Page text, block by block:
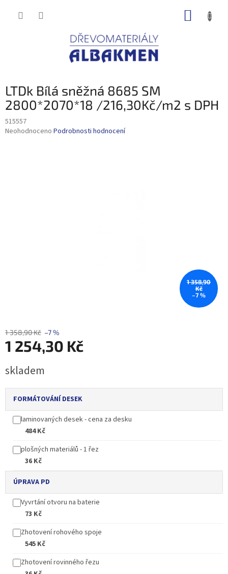
LTDk Bílá sněžná 8685 SM
2800*2070*18 /216,30Kč/m2 s DPH
515557
Průměrné
Neohodnoceno Podrobnosti hodnocení
1 358,90
Kč
–7 %
1 358,90 Kč –7 %
1 254,30 Kč
cena:
skladem
FORMÁTOVÁNÍ DESEK
laminovaných desek - cena za desku
484 Kč
plošných materiálů - 1 řez
36 Kč
ÚPRAVA PD
Vyvrtání otvoru na baterie
73 Kč
Zhotovení rohového spoje
545 Kč
Zhotovení rovinného řezu